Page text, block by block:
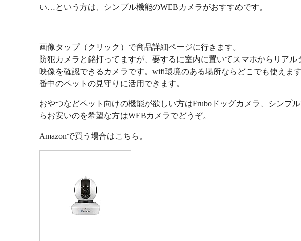
い…という方は、シンプル機能のWEBカメラがおすすめです。
画像タップ（クリック）で商品詳細ページに行きます。
防犯カメラと銘打ってますが、要するに室内に置いてスマホからリアル
映像を確認できるカメラです。wifi環境のある場所ならどこでも使えま
番中のペットの見守りに活用できます。
おやつなどペット向けの機能が欲しい方はFruboドッグカメラ、シンプ
らお安いのを希望な方はWEBカメラでどうぞ。
Amazonで買う場合はこちら。